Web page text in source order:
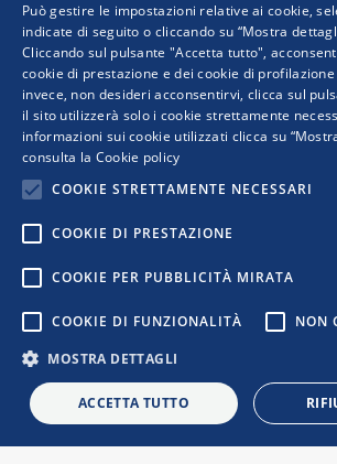
COPYRIGHT © 2019
reti d'imprese
retimpresa@pec.retimpresa.it
| Codice
PRIVACY|COOKIES|REGOLE
|
||
Può gestire le impostazioni relative ai cookie,
indicate di seguito o cliccando su “Mostra
Cliccando sul pulsante "Accetta tutto",
cookie di prestazione e dei cookie di
invece, non desideri acconsentirvi, clicca sul
il sito utilizzerà solo i cookie strettamente
informazioni sui cookie utilizzati clicca su
consulta la Cookie policy
COOKIE STRETTAMENTE NECESSARI
COOKIE DI PRESTAZIONE
COOKIE PER PUBBLICITÀ MIRATA
COOKIE DI FUNZIONALITÀ
NON
MOSTRA DETTAGLI
ACCETTA TUTTO